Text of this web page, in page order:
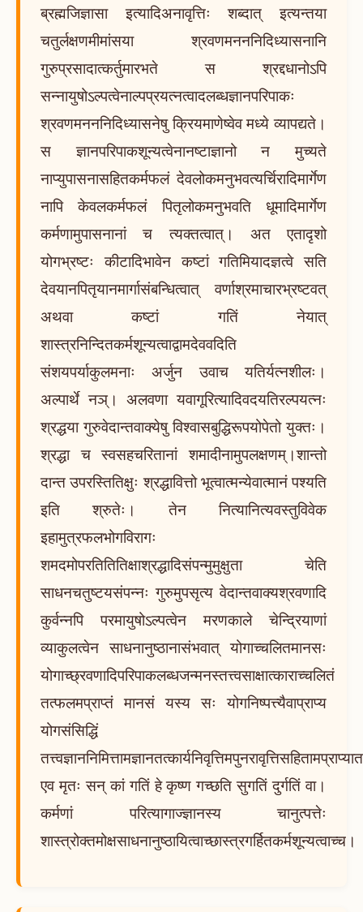
ब्रह्मजिज्ञासा इत्यादिअनावृत्तिः शब्दात् इत्यन्तया
चतुर्लक्षणमीमांसया श्रवणमनननिदिध्यासनानि
गुरुप्रसादात्कर्तुमारभते स श्रद्दधानोऽपि
सन्नायुषोऽल्पत्वेनाल्पप्रयत्नत्वादलब्धज्ञानपरिपाकः
श्रवणमनननिदिध्यासनेषु क्रियमाणेष्वेव मध्ये व्यापद्यते।
स ज्ञानपरिपाकशून्यत्वेनानष्टाज्ञानो न मुच्यते
नाप्युपासनासहितकर्मफलं देवलोकमनुभवत्यर्चिरादिमार्गेण
नापि केवलकर्मफलं पितृलोकमनुभवति धूमादिमार्गेण
कर्मणामुपासनानां च त्यक्तत्वात्। अत एतादृशो
योगभ्रष्टः कीटादिभावेन कष्टां गतिमियादज्ञत्वे सति
देवयानपितृयानमार्गासंबन्धित्वात् वर्णाश्रमाचारभ्रष्टवत्
अथवा कष्टां गतिं नेयात्
शास्त्रनिन्दितकर्मशून्यत्वाद्वामदेववदिति
संशयपर्याकुलमनाः अर्जुन उवाच यतिर्यत्नशीलः।
अल्पार्थे नञ्। अलवणा यवागूरित्यादिवदयतिरल्पयत्नः
श्रद्धया गुरुवेदान्तवाक्येषु विश्वासबुद्धिरूपयोपेतो युक्तः।
श्रद्धा च स्वसहचरितानां शमादीनामुपलक्षणम्।शान्तो
दान्त उपरस्तितिक्षुः श्रद्धावित्तो भूत्वात्मन्येवात्मानं पश्यति
इति श्रुतेः। तेन नित्यानित्यवस्तुविवेक
इहामुत्रफलभोगविरागः
शमदमोपरतितितिक्षाश्रद्धादिसंपन्मुमुक्षुता चेति
साधनचतुष्टयसंपन्नः गुरुमुपसृत्य वेदान्तवाक्यश्रवणादि
कुर्वन्नपि परमायुषोऽल्पत्वेन मरणकाले चेन्द्रियाणां
व्याकुलत्वेन साधनानुष्ठानासंभवात् योगाच्चलितमानसः
योगाच्छ्रवणादिपरिपाकलब्धजन्मनस्तत्त्वसाक्षात्काराच्चलितं
तत्फलमप्राप्तं मानसं यस्य सः योगनिष्पत्त्यैवाप्राप्य
योगसंसिद्धिं
एव मृतः सन् कां गतिं हे कृष्ण गच्छति सुगतिं दुर्गतिं वा।
कर्मणां परित्यागाज्ज्ञानस्य चानुत्पत्तेः
शास्त्रोक्तमोक्षसाधनानुष्ठायित्वाच्छास्त्रगर्हितकर्मशून्यत्वाच्च।